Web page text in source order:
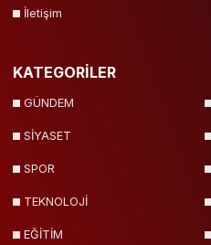
İletişim
KATEGORİLER
GÜNDEM
SİYASET
SPOR
TEKNOLOJİ
EĞİTİM